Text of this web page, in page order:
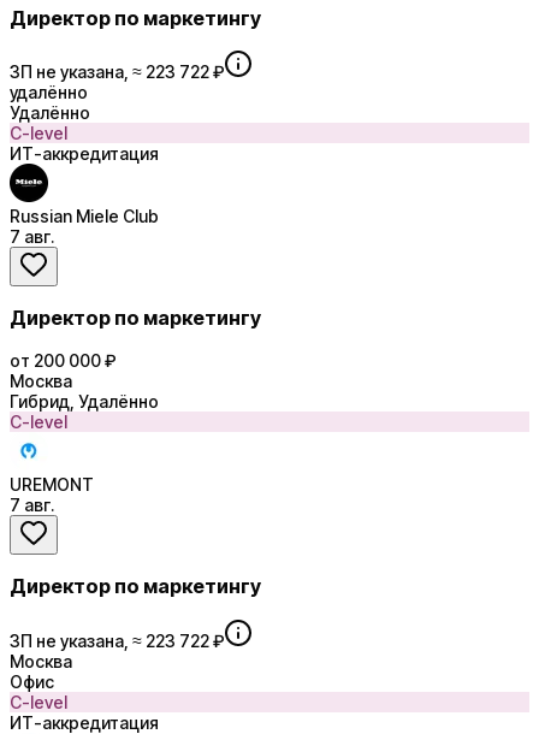
Директор по маркетингу
ЗП не указана, ≈ 223 722 ₽
удалённо
Удалённо
C-level
ИТ-аккредитация
Russian Miele Club
7 авг.
Директор по маркетингу
от 200 000 ₽
Москва
Гибрид, Удалённо
C-level
UREMONT
7 авг.
Директор по маркетингу
ЗП не указана, ≈ 223 722 ₽
Москва
Офис
C-level
ИТ-аккредитация